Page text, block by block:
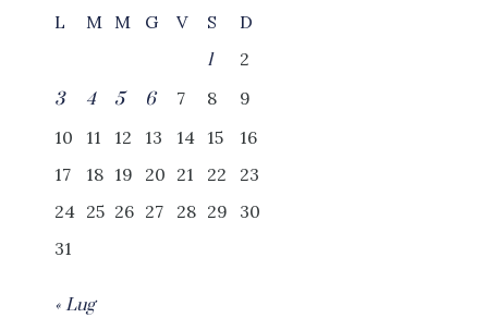
L
M M G V S
D
1
2
3
4 5 6 7 8
9
10
11 12 13 14 15
16
17
18 19 20 21 22
23
24 25 26 27 28 29
30
31
« Lug